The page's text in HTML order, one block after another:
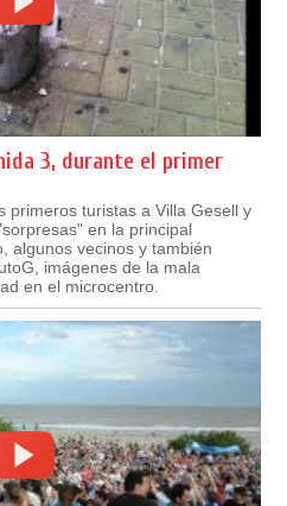
3, durante el primer
primeros turistas a Villa Gesell y
en la principal
algunos vecinos y también
imágenes de la mala
en el microcentro.